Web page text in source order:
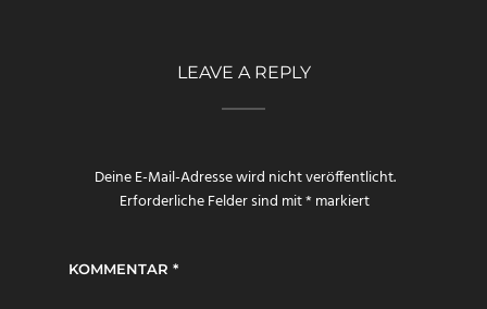
LEAVE A REPLY
Deine E-Mail-Adresse wird nicht veröffentlicht.
Erforderliche Felder sind mit*markiert
KOMMENTAR *